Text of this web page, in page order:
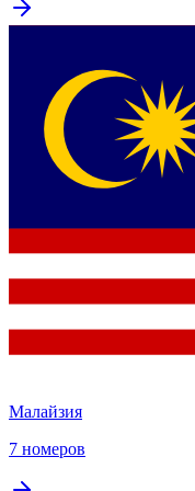
Малайзия
7 номеров